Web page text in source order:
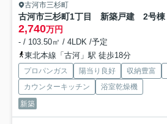
古河市三杉町
古河市三杉町1丁目 新築戸建 2号棟
2,740万円
- / 103.50㎡ / 4LDK /予定
東北本線「古河」駅 徒歩18分
プロパンガス 陽当り良好 収納豊富
カウンターキッチン
浴室乾燥機
新築